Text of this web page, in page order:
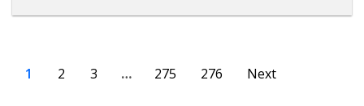
1 2 3 … 275 276 Next